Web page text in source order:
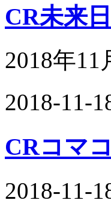
CR未来
2018年11
2018-
CRコマ
2018-